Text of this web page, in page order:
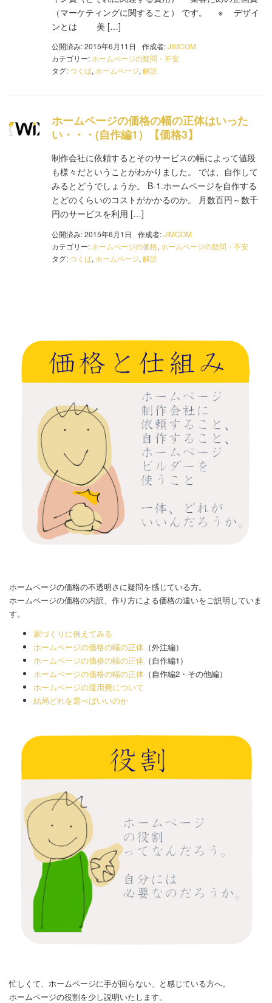
（マーケティングに関すること） です。 ※ デザイ
ンとは 美 […]
公開済み: 2015年6月11日 作成者:JIMCOM
カテゴリー:ホームページの疑問・不安
タグ:つくば,ホームページ,解説
ホームページの価格の幅の正体はいった
い・・・(自作編1）【価格3】
制作会社に依頼するとそのサービスの幅によって値段
も様々だということがわかりました。 では、自作して
みるとどうでしょうか。 B-1.ホームページを自作する
とどのくらいのコストがかかるのか。 月数百円～数千
円のサービスを利用 […]
公開済み: 2015年6月1日 作成者:JIMCOM
カテゴリー: ホームページの価格, ホームページの疑問・不安
タグ:つくば, ホームページ, 解説
ホームページの価格の不透明さに疑問を感じている方。
ホームページの価格の内訳、作り方による価格の違いをご説明していま
す。
家づくりに例えてみる
ホームページの価格の幅の正体 （外注編）
ホームページの価格の幅の正体 （自作編1）
ホームページの価格の幅の正体 （自作編2・その他編）
ホームページの運用費について
結局どれを選べばいいのか
忙しくて、ホームページに手が回らない、と感じている方へ。
ホームページの役割を少し説明いたします。